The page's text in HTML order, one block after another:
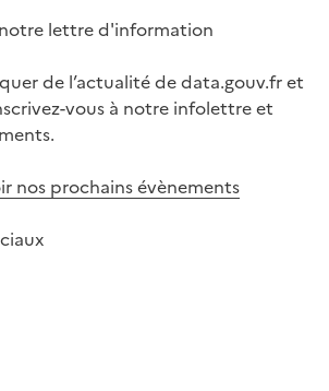
lettre d'information
de l’actualité de data.gouv.fr et
vous à notre infolettre et
nos prochains évènements